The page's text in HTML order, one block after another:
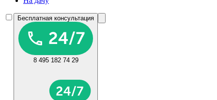
Бесплатная консультация
8 495 182 74 29